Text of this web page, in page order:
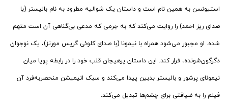
استیونسن به همین نام است و داستان یک شوالیه مطرود به نام بالیستر (با
صدای ریز احمد) را روایت می‌کند که به جرمی که مدعی بی‌گناهی آن است متهم
شده. او مجبور می‌شود همراه با نیمونا (با صدای کلوئی گریس مورتز)، یک نوجوان
دگرگون‌شونده، فرار کند. این داستان پرهیجان قلب خود را در رابطه پویا میان
نیمونای پرشور و بالیستر بدبین پیدا می‌کند و سبک انیمیشن منحصربه‌فرد آن
فیلم را به ضیافتی برای چشم‌ها تبدیل می‌کند.